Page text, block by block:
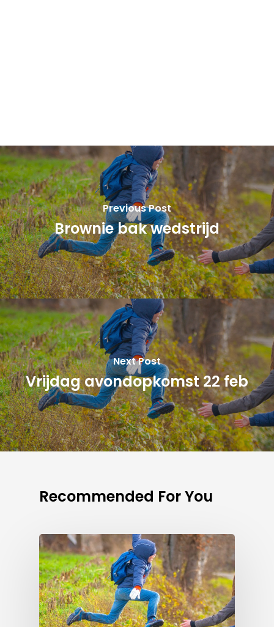
Previous Post
Brownie bak wedstrijd
Next Post
Vrijdag avondopkomst 22 feb
Recommended For You